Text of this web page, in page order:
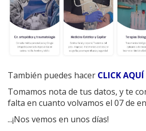
También puedes hacer CLICK AQUÍ
Tomamos nota de tus datos, y te
falta en cuanto volvamos el 07 de
...¡Nos vemos en unos días!